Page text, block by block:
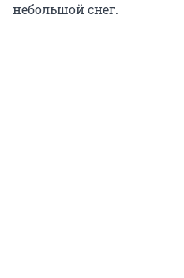
небольшой снег.